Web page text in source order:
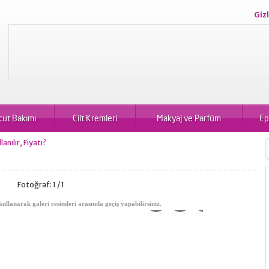
Bakımı Cilt Kremleri Makyaj ve Parfüm
Fiyatı?
Fotoğraf: 1 / 1
galeri resimleri arasında geçiş yapabilirsiniz.